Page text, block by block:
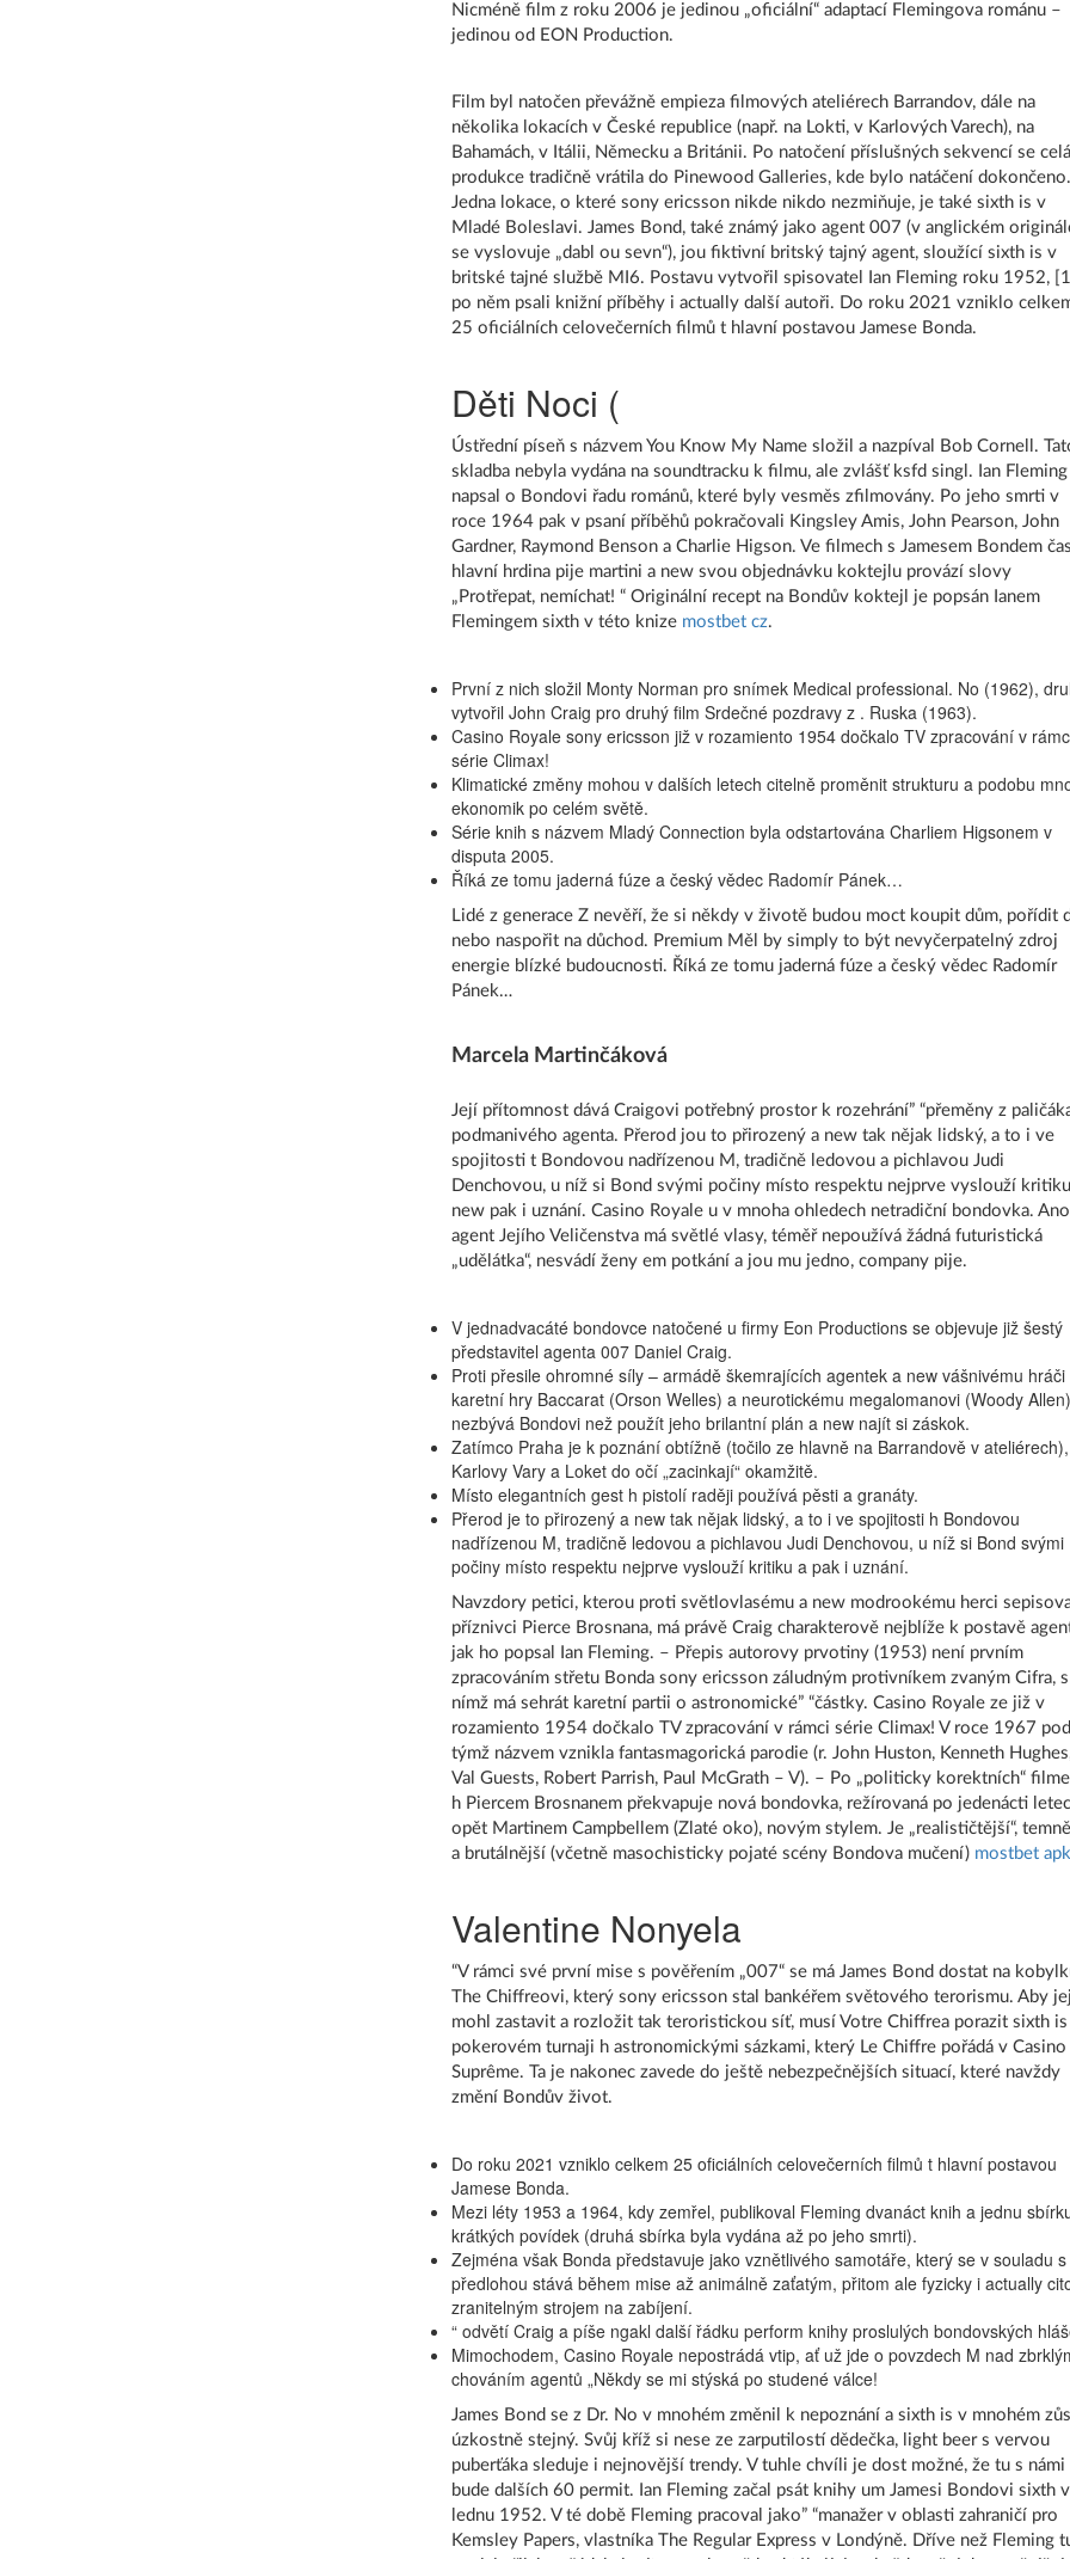
Nicméně film z roku 2006 je jedinou „oficiální“ adaptací Flemingova románu –
jedinou od EON Production.
Film byl natočen převážně empieza filmových ateliérech Barrandov, dále na
několika lokacích v České republice (např. na Lokti, v Karlových Varech), na
Bahamách, v Itálii, Německu a Británii. Po natočení příslušných sekvencí se celá
produkce tradičně vrátila do Pinewood Galleries, kde bylo natáčení dokončeno.
Jedna lokace, o které sony ericsson nikde nikdo nezmiňuje, je také sixth is v
Mladé Boleslavi. James Bond, také známý jako agent 007 (v anglickém
se vyslovuje „dabl ou sevn“), jou fiktivní britský tajný agent, sloužící sixth is v
britské tajné službě MI6. Postavu vytvořil spisovatel Ian Fleming roku 1952, [1]
po něm psali knižní příběhy i actually další autoři. Do roku 2021 vzniklo
25 oficiálních celovečerních filmů t hlavní postavou Jamese Bonda.
Děti Noci (
Ústřední píseň s názvem You Know My Name složil a nazpíval Bob Cornell.
skladba nebyla vydána na soundtracku k filmu, ale zvlášť ksfd singl. Ian Fleming
napsal o Bondovi řadu románů, které byly vesměs zfilmovány. Po jeho smrti v
roce 1964 pak v psaní příběhů pokračovali Kingsley Amis, John Pearson, John
Gardner, Raymond Benson a Charlie Higson. Ve filmech s Jamesem Bondem
hlavní hrdina pije martini a new svou objednávku koktejlu provází slovy
„Protřepat, nemíchat! “ Originální recept na Bondův koktejl je popsán Ianem
Flemingem sixth v této knize mostbet cz.
První z nich složil Monty Norman pro snímek Medical professional. No (1962),
vytvořil John Craig pro druhý film Srdečné pozdravy z . Ruska (1963).
Casino Royale sony ericsson již v rozamiento 1954 dočkalo TV zpracování v
série Climax!
Klimatické změny mohou v dalších letech citelně proměnit strukturu a podobu
ekonomik po celém světě.
Série knih s názvem Mladý Connection byla odstartována Charliem Higsonem v
disputa 2005.
Říká ze tomu jaderná fúze a český vědec Radomír Pánek…
Lidé z generace Z nevěří, že si někdy v životě budou moct koupit dům, pořídit
nebo naspořit na důchod. Premium Měl by simply to být nevyčerpatelný zdroj
energie blízké budoucnosti. Říká ze tomu jaderná fúze a český vědec Radomír
Pánek…
Marcela Martinčáková
Její přítomnost dává Craigovi potřebný prostor k rozehrání” “přeměny z
podmanivého agenta. Přerod jou to přirozený a new tak nějak lidský, a to i ve
spojitosti t Bondovou nadřízenou M, tradičně ledovou a pichlavou Judi
Denchovou, u níž si Bond svými počiny místo respektu nejprve vyslouží
new pak i uznání. Casino Royale u v mnoha ohledech netradiční bondovka.
agent Jejího Veličenstva má světlé vlasy, téměř nepoužívá žádná futuristická
„udělátka“, nesvádí ženy em potkání a jou mu jedno, company pije.
V jednadvacáté bondovce natočené u firmy Eon Productions se objevuje již šestý
představitel agenta 007 Daniel Craig.
Proti přesile ohromné síly – armádě škemrajících agentek a new vášnivému hráči
karetní hry Baccarat (Orson Welles) a neurotickému megalomanovi (Woody
nezbývá Bondovi než použít jeho brilantní plán a new najít si záskok.
Zatímco Praha je k poznání obtížně (točilo ze hlavně na Barrandově v ateliérech),
Karlovy Vary a Loket do očí „zacinkají“ okamžitě.
Místo elegantních gest h pistolí raději používá pěsti a granáty.
Přerod je to přirozený a new tak nějak lidský, a to i ve spojitosti h Bondovou
nadřízenou M, tradičně ledovou a pichlavou Judi Denchovou, u níž si Bond svými
počiny místo respektu nejprve vyslouží kritiku a pak i uznání.
Navzdory petici, kterou proti světlovlasému a new modrookému herci
příznivci Pierce Brosnana, má právě Craig charakterově nejblíže k postavě
jak ho popsal Ian Fleming. – Přepis autorovy prvotiny (1953) není prvním
zpracováním střetu Bonda sony ericsson záludným protivníkem zvaným Cifra, s
nímž má sehrát karetní partii o astronomické” “částky. Casino Royale ze již v
rozamiento 1954 dočkalo TV zpracování v rámci série Climax! V roce 1967 pod
týmž názvem vznikla fantasmagorická parodie (r. John Huston, Kenneth
Val Guests, Robert Parrish, Paul McGrath – V). – Po „politicky korektních“
h Piercem Brosnanem překvapuje nová bondovka, režírovaná po jedenácti
opět Martinem Campbellem (Zlaté oko), novým stylem. Je „realističtější“,
a brutálnější (včetně masochisticky pojaté scény Bondova mučení) mostbet apk
Valentine Nonyela
“V rámci své první mise s pověřením „007“ se má James Bond dostat na
The Chiffreovi, který sony ericsson stal bankéřem světového terorismu. Aby jej
mohl zastavit a rozložit tak teroristickou síť, musí Votre Chiffrea porazit sixth
pokerovém turnaji h astronomickými sázkami, který Le Chiffre pořádá v Casino
Suprême. Ta je nakonec zavede do ještě nebezpečnějších situací, které navždy
změní Bondův život.
Do roku 2021 vzniklo celkem 25 oficiálních celovečerních filmů t hlavní postavou
Jamese Bonda.
Mezi léty 1953 a 1964, kdy zemřel, publikoval Fleming dvanáct knih a jednu
krátkých povídek (druhá sbírka byla vydána až po jeho smrti).
Zejména však Bonda představuje jako vznětlivého samotáře, který se v souladu s
předlohou stává během mise až animálně zaťatým, přitom ale fyzicky i actually
zranitelným strojem na zabíjení.
“ odvětí Craig a píše ngakl další řádku perform knihy proslulých bondovských
Mimochodem, Casino Royale nepostrádá vtip, ať už jde o povzdech M nad
chováním agentů „Někdy se mi stýská po studené válce!
James Bond se z Dr. No v mnohém změnil k nepoznání a sixth is v mnohém
úzkostně stejný. Svůj kříž si nese ze zarputilostí dědečka, light beer s vervou
puberťáka sleduje i nejnovější trendy. V tuhle chvíli je dost možné, že tu s námi
bude dalších 60 permit. Ian Fleming začal psát knihy um Jamesi Bondovi sixth v
lednu 1952. V té době Fleming pracoval jako” “manažer v oblasti zahraničí pro
Kemsley Papers, vlastníka The Regular Express v Londýně. Dříve než Fleming